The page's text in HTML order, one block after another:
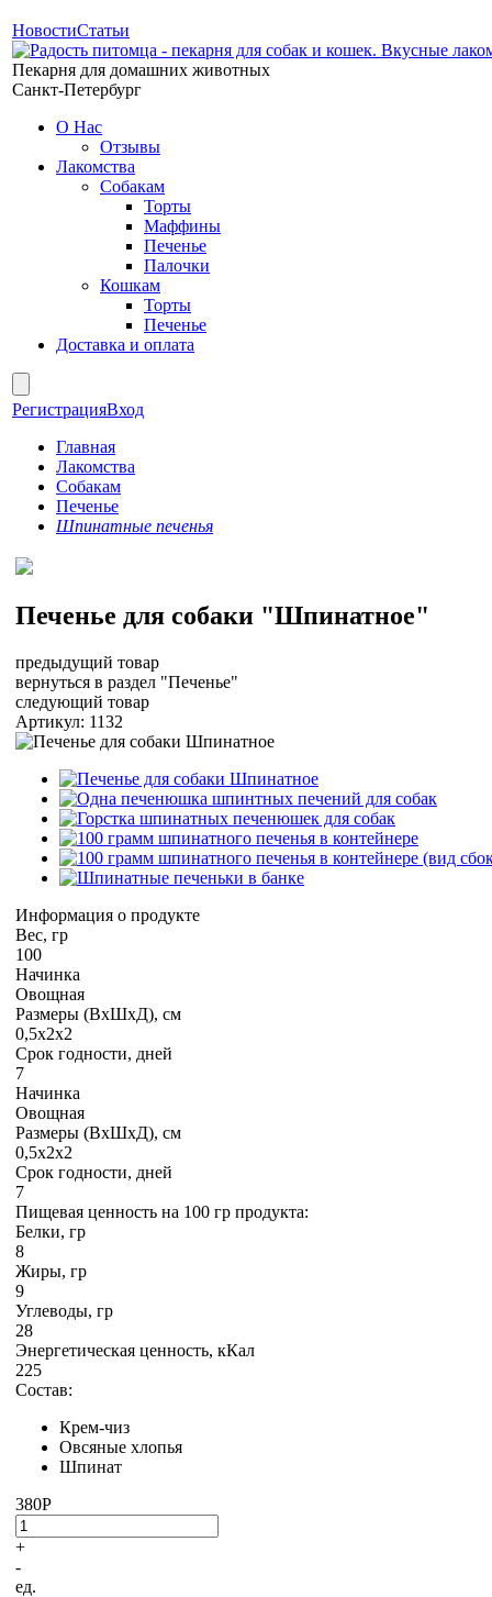
НовостиСтатьи
Пекарня для домашних животных
Санкт-Петербург
О Нас
Отзывы
Лакомства
Собакам
Торты
Маффины
Печенье
Палочки
Кошкам
Торты
Печенье
Доставка и оплата
РегистрацияВход
Главная
Лакомства
Собакам
Печенье
Шпинатные печенья
Печенье для собаки "Шпинатное"
предыдущий товар
вернуться в раздел "Печенье"
следующий товар
Артикул: 1132
Информация о продукте
Вес, гр
100
Начинка
Овощная
Размеры (ВхШхД), см
0,5х2х2
Срок годности, дней
7
Начинка
Овощная
Размеры (ВхШхД), см
0,5х2х2
Срок годности, дней
7
Пищевая ценность на 100 гр продукта:
Белки, гр
8
Жиры, гр
9
Углеводы, гр
28
Энергетическая ценность, кКал
225
Состав:
Крем-чиз
Овсяные хлопья
Шпинат
380P
+
-
ед.